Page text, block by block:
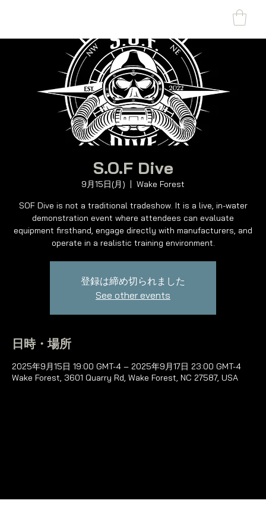
S.O.F Dive
9月15日(月)
  |
Wake Forest
SOF Dive is not a traditional tradeshow. It is a live, in-water
demonstration event where attendees can evaluate
equipment firsthand, engage directly with manufacturers, and
operate in a realistic training environment.
登録は締め切られました
See other events
日時・場所
2025年9月15日 19:00 GMT-4 – 2025年9月17日 23:00 GMT-4
Wake Forest, 3601 Quarry Rd, Wake Forest, NC 27587, USA